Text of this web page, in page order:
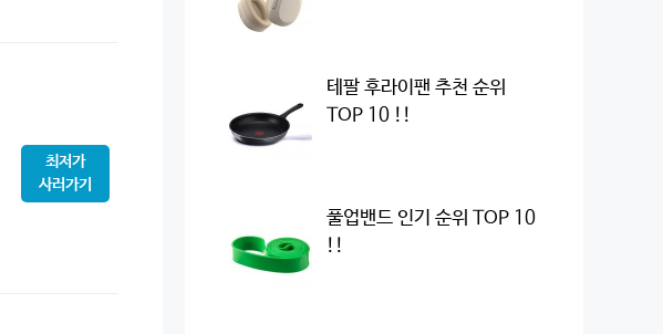
최저가
사러가기
테팔 후라이팬 추천 순위
TOP 10 !!
풀업밴드 인기 순위 TOP 10
!!